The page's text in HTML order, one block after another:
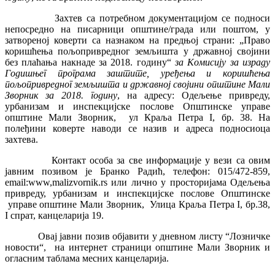
Захтев са потребном документацијом се подноси
непосредно на писарници општине/града или поштом, у
затвореној коверти са назнаком на предњој страни: „Право
коришћења пољопривредног земљишта у државној својини
без плаћања накнаде за 2018. годину“за Комисију за израду
Годишњег програма заштите, уређења и коришћења
пољопривредног земљишта uдржавној својини општине Мали
Зворник за 2018. годину, на адресу: Одељење привреду,
урбанизам и инспекцијске послове Општинске управе
општине Мали Зворник, ул Краља Петра I, бр. 38. На
полеђини коверте наводи се назив и адреса подносиоца
захтева.
Контакт особа за све информације у вези са овим
јавним позивом је Бранко Радић, телефон: 015/472-859,
email:www,malizvornik.rs или лично у просторијама Одељења
привреду, урбанизам и инспекцијске послове Општинске
управе општине Мали Зворник, Улица Краља Петра I, бр.38,
I спрат, канцеларија 19.
Овај јавни позив објавити у дневном листу “Лозничке
новости“, на интернет страници општине Мали Зворник и
огласним таблама месних канцеларија.